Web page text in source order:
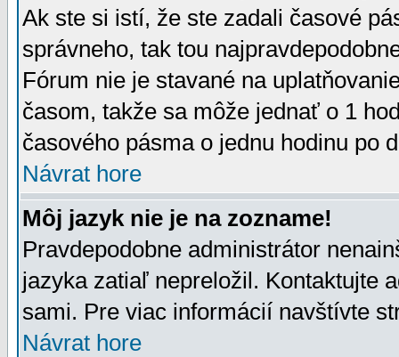
Ak ste si istí, že ste zadali časové
správneho, tak tou
Fórum nie je stavané na
časom, takže sa môže jednať o 1
časového pásma o jednu hodinu po
Návrat hore
Môj jazyk nie je na zozname!
Pravdepodobne administrátor
jazyka zatiaľ nepreložil. Kontaktujte
sami. Pre viac informácií navštívte
Návrat hore